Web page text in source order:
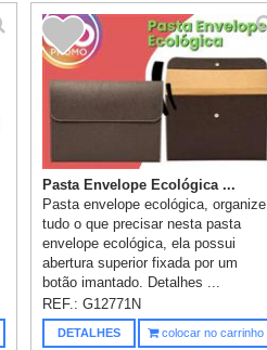
Pasta Envelope Ecológica ...
Pasta envelope ecológica, organize
tudo o que precisar nesta pasta
envelope ecológica, ela possui
abertura superior fixada por um
botão imantado. Detalhes ...
REF.:G12771N
DETALHES colocar no carrinho